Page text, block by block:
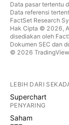
Data pasar tertentu
Data referensi
FactSet Research
Hak Cipta © 2026,
disediakan oleh
Dokumen SEC dan
© 2026
LEBIH DARI
Superchart
PENYARING
Saham